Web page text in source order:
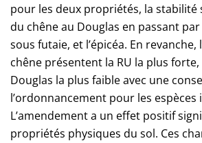
pour les deux propriétés, la
du chêne au Douglas en passant
sous futaie, et l’épicéa. En revanche,
chêne présentent la RU la plus forte,
Douglas la plus faible avec une
l’ordonnancement pour les
L’amendement a un effet positif
propriétés physiques du sol. Ces